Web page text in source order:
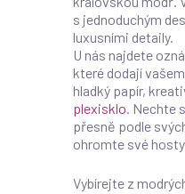
s jednoduchým
luxusními detaily.
U nás najdete
které dodají
hladký papír,
plexisklo .
přesně podle
ohromte své hosty.
Vybírejte z